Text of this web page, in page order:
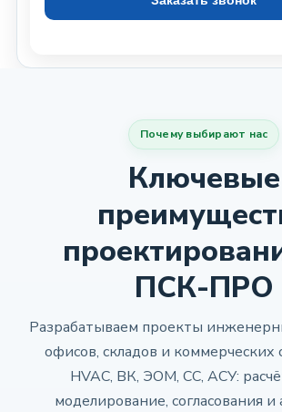
Почему выбирают нас
Ключевые
ПСК-ПРО
Разрабатываем проекты
офисов, складов и
HVAC, ВК, ЭОМ, СС, АСУ:
моделирование, согласования и